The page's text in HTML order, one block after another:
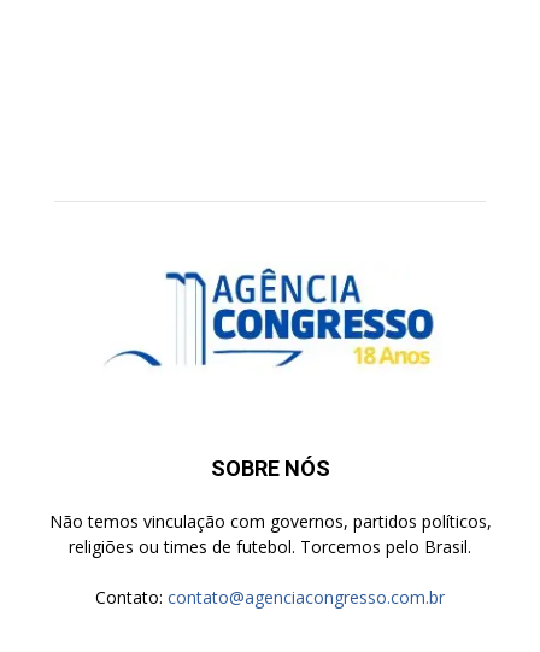
SOBRE NÓS
Não temos vinculação com governos, partidos políticos,
religiões ou times de futebol. Torcemos pelo Brasil.
Contato: contato@agenciacongresso.com.br